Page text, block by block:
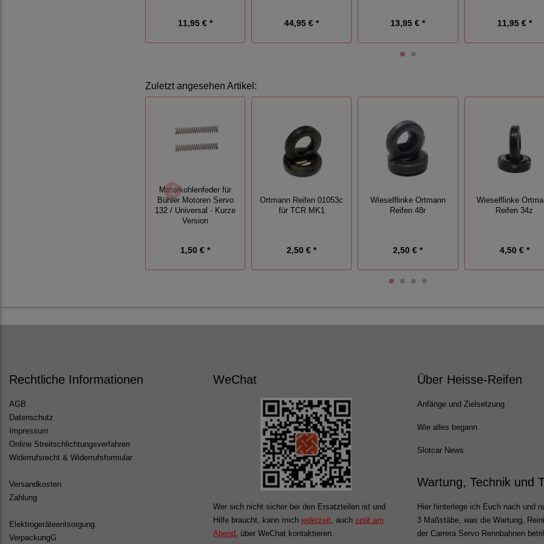
11,95 € * 44,95 € * 13,95 € * 11,95 € *
Zuletzt angesehen Artikel:
Motorkohlenfeder für
Bühler Motoren Servo
132 / Universal - Kurze
Version
1,50 € *
Ortmann Reifen 01053c
für TCR MK1
2,50 € *
Wieselflinke Ortmann
Reifen 48r
2,50 € *
Wieselflinke
Reifen 34z
4,50 € *
Rechtliche Informationen
AGB
Datenschutz
Impressum
Online Streitschlichtungsverfahren
Widerrufsrecht & Widerrufsformular
Versandkosten
Zahlung
Elektrogeräteentsorgung
VerpackungG
WeChat
Wer sich nicht sicher bei den Ersatzteilen ist und
Hilfe braucht, kann mich jederzeit, auch spät am
Abend, über WeChat kontaktieren.
Über Heisse-Reifen
Anfänge und Zielsetzung
Wie alles begann
Slotcar News
Wartung, Technik und
Hier hinterlege ich Euch nach und
3 Maßstäbe, was die Wartung,
der Carrera Servo Rennbahnen